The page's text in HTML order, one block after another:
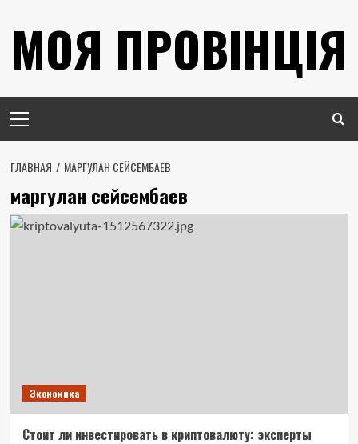
содержимому
МОЯ ПРОВІНЦІЯ
меню
ГЛАВНАЯ МАРГУЛАН СЕЙСЕМБАЕВ
маргулан сейсембаев
Экономика
Стоит ли инвестировать в криптовалюту: эксперты